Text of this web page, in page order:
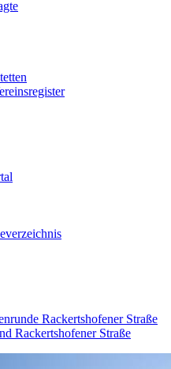
Rackertshofener Straße
Rackertshofener Straße